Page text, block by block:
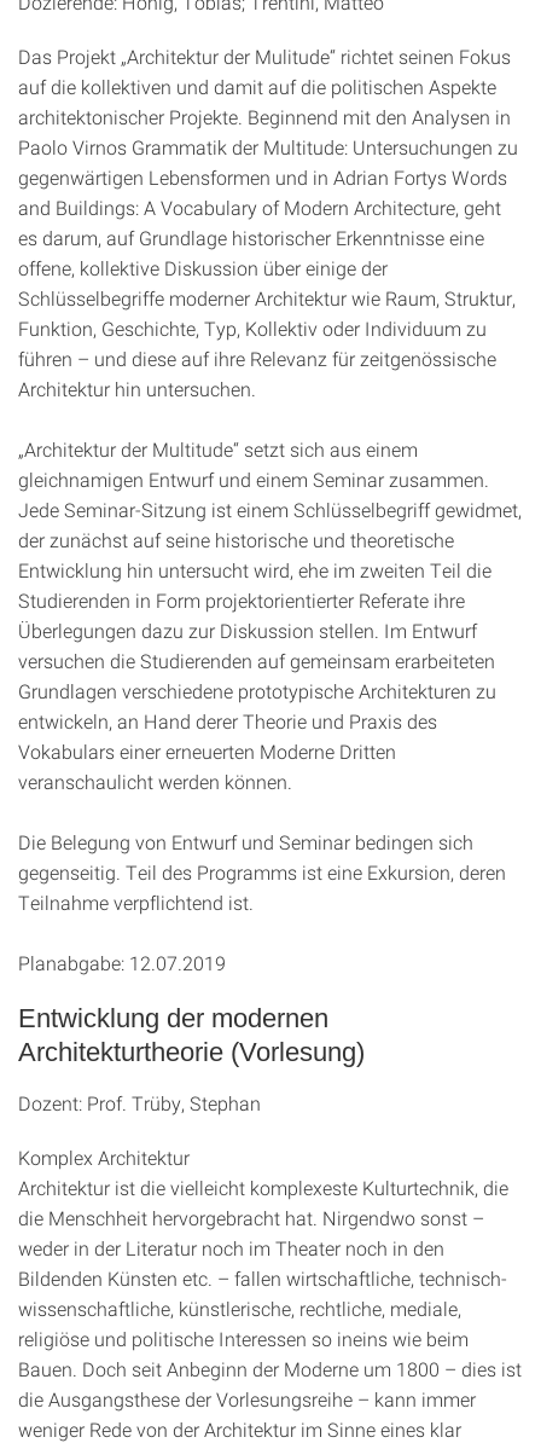
Das Projekt „Architektur der Mulitude“ richtet seinen Fokus
auf die kollektiven und damit auf die politischen Aspekte
architektonischer Projekte. Beginnend mit den Analysen in
Paolo Virnos Grammatik der Multitude: Untersuchungen zu
gegenwärtigen Lebensformen und in Adrian Fortys Words
and Buildings: A Vocabulary of Modern Architecture, geht
es darum, auf Grundlage historischer Erkenntnisse eine
offene, kollektive Diskussion über einige der
Schlüsselbegriffe moderner Architektur wie Raum, Struktur,
Funktion, Geschichte, Typ, Kollektiv oder Individuum zu
führen – und diese auf ihre Relevanz für zeitgenössische
Architektur hin untersuchen.
„Architektur der Multitude“ setzt sich aus einem
gleichnamigen Entwurf und einem Seminar zusammen.
Jede Seminar-Sitzung ist einem Schlüsselbegriff gewidmet,
der zunächst auf seine historische und theoretische
Entwicklung hin untersucht wird, ehe im zweiten Teil die
Studierenden in Form projektorientierter Referate ihre
Überlegungen dazu zur Diskussion stellen. Im Entwurf
versuchen die Studierenden auf gemeinsam erarbeiteten
Grundlagen verschiedene prototypische Architekturen zu
entwickeln, an Hand derer Theorie und Praxis des
Vokabulars einer erneuerten Moderne Dritten
veranschaulicht werden können.
Die Belegung von Entwurf und Seminar bedingen sich
gegenseitig. Teil des Programms ist eine Exkursion, deren
Teilnahme verpflichtend ist.
Planabgabe: 12.07.2019
Entwicklung der modernen
Architekturtheorie (Vorlesung)
Dozent: Prof. Trüby, Stephan
Komplex Architektur
Architektur ist die vielleicht komplexeste Kulturtechnik, die
die Menschheit hervorgebracht hat. Nirgendwo sonst –
weder in der Literatur noch im Theater noch in den
Bildenden Künsten etc. – fallen wirtschaftliche, technisch-
wissenschaftliche, künstlerische, rechtliche, mediale,
religiöse und politische Interessen so ineins wie beim
Bauen. Doch seit Anbeginn der Moderne um 1800 – dies ist
die Ausgangsthese der Vorlesungsreihe – kann immer
weniger Rede von der Architektur im Sinne eines klar